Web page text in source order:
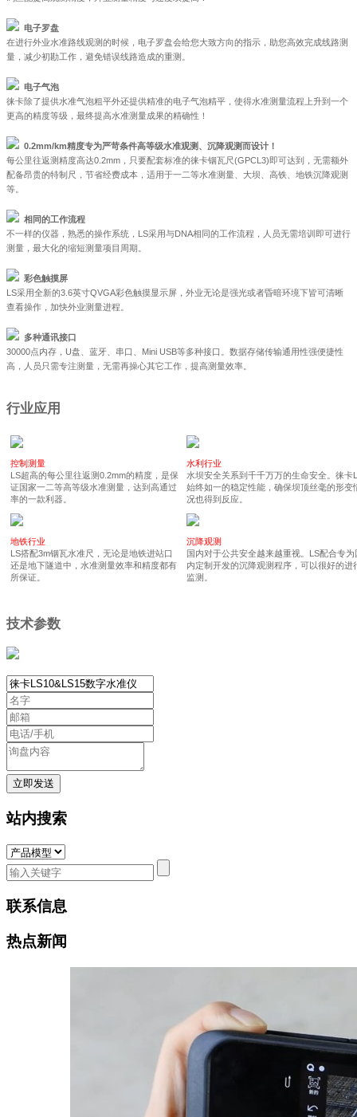
电子罗盘
在进行外业水准路线观测的时候，电子罗盘会给您大致方向的指示，助您高效完成线路测
量，减少初勘工作，避免错误线路造成的重测。
电子气泡
徕卡除了提供水准气泡粗平外还提供精准的电子气泡精平，使得水准测量流程上升到一个
更高的精度等级，最终提高水准测量成果的精确性！
0.2mm/km精度专为严苛条件高等级水准观测、沉降观测而设计！
每公里往返测精度高达0.2mm，只要配套标准的徕卡铟瓦尺(GPCL3)即可达到，无需额外
配备昂贵的特制尺，节省经费成本，适用于一二等水准测量、大坝、高铁、地铁沉降观测
等。
相同的工作流程
不一样的仪器，熟悉的操作系统，LS采用与DNA相同的工作流程，人员无需培训即可进行
测量，最大化的缩短测量项目周期。
彩色触摸屏
LS采用全新的3.6英寸QVGA彩色触摸显示屏，外业无论是强光或者昏暗环境下皆可清晰
查看操作，加快外业测量进程。
多种通讯接口
30000点内存，U盘、蓝牙、串口、Mini USB等多种接口。数据存储传输通用性强便捷性
高，人员只需专注测量，无需再操心其它工作，提高测量效率。
行业应用
控制测量
LS超高的每公里往返测0.2mm的精度，是保
证国家一二等高等级水准测量，达到高通过
率的一款利器。
水利行业
水坝安全关系到千千万万的生命安全。徕卡
始终如一的稳定性能，确保坝顶丝毫的形变
况也得到反应。
地铁行业
LS搭配3m铟瓦水准尺，无论是地铁进站口
还是地下隧道中，水准测量效率和精度都有
所保证。
沉降观测
国内对于公共安全越来越重视。LS配合专为
内定制开发的沉降观测程序，可以很好的进
监测。
技术参数
站内搜索
联系信息
热点新闻